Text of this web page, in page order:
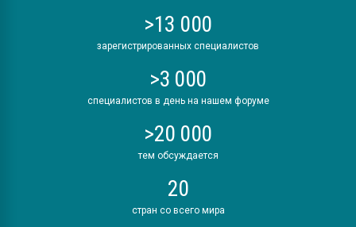
>13 000
зарегистрированных специалистов
>3 000
специалистов в день на нашем форуме
>20 000
тем обсуждается
20
стран со всего мира